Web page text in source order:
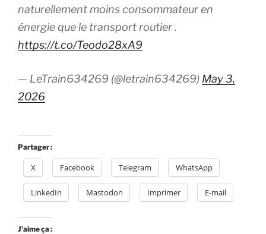
naturellement moins consommateur en
énergie que le transport routier .
https://t.co/Teodo28xA9
— LeTrain634269 (@letrain634269) May 3,
2026
Partager :
X Facebook Telegram WhatsApp
LinkedIn Mastodon Imprimer E-mail
J’aime ça :